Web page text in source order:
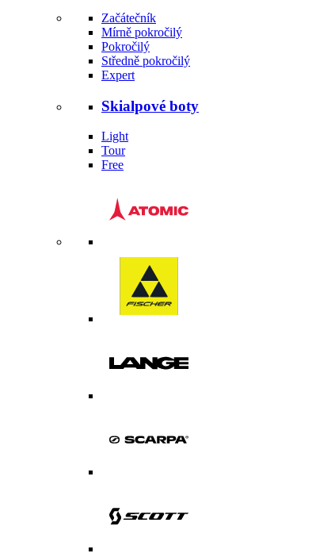
Začátečník
Mírně pokročilý
Pokročilý
Středně pokročilý
Expert
Skialpové boty
Light
Tour
Free